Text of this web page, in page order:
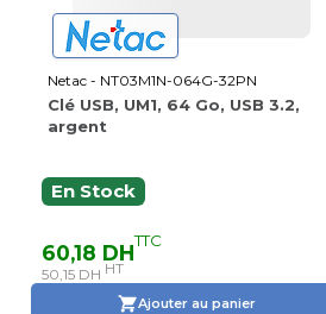
Netac - NT03M1N-064G-32PN
Clé USB, UM1, 64 Go, USB 3.2,
argent
En Stock
60,18 DHTTC
50,15 DH HT
Ajouter au panier